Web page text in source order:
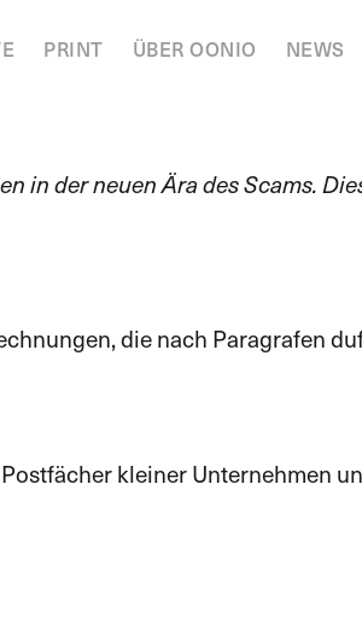
PRINT ÜBER OONIO NEWS
in der neuen Ära des Scams.
die nach Paragrafen
kleiner Unternehmen